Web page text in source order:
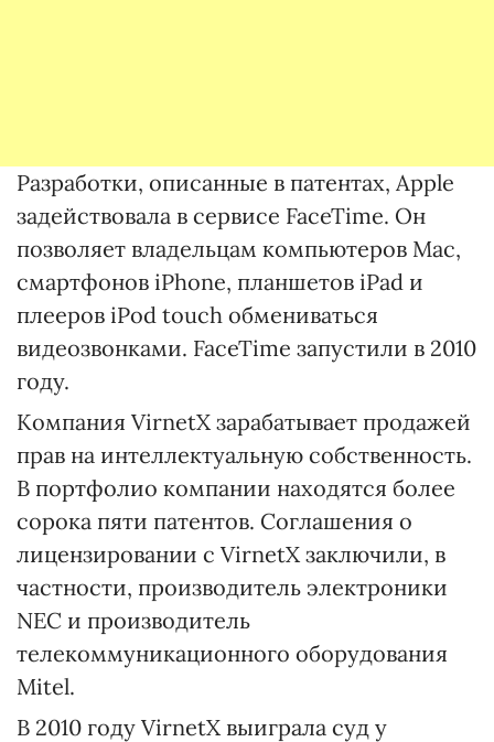
Разработки, описанные в патентах, Apple
задействовала в сервисе FaceTime. Он
позволяет владельцам компьютеров Mac,
смартфонов iPhone, планшетов iPad и
плееров iPod touch обмениваться
видеозвонками. FaceTime запустили в 2010
году.
Компания VirnetX зарабатывает продажей
прав на интеллектуальную собственность.
В портфолио компании находятся более
сорока пяти патентов. Соглашения о
лицензировании с VirnetX заключили, в
частности, производитель электроники
NEC и производитель
телекоммуникационного оборудования
Mitel.
В 2010 году VirnetX выиграла суд у